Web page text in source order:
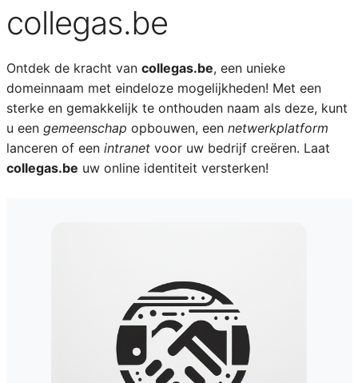
collegas.be
Ontdek de kracht van collegas.be, een unieke
domeinnaam met eindeloze mogelijkheden! Met een
sterke en gemakkelijk te onthouden naam als deze, kunt
u een gemeenschap opbouwen, een netwerkplatform
lanceren of een intranetvoor uw bedrijf creëren. Laat
collegas.be uw online identiteit versterken!